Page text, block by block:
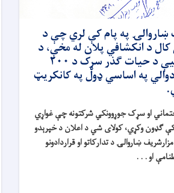
ښاروالۍ په پام کې لري چې د
کال د انکشافي پلان له مخې، د
شپږمې ناحیې د حیات ګذر سړک د ۲۰۰
په اساسي ډول په کانکریټ
او سړک جوړوونکي شرکتونه چې غواړي
ګډون وکړي، کولای شي د اعلان د خپرېدو
ښاروالۍ د تدارکاتو او قراردادونو
او . . .